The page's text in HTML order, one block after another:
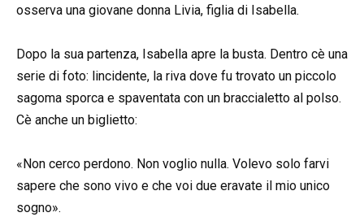
osserva una giovane donna Livia, figlia di Isabella.
Dopo la sua partenza, Isabella apre la busta. Dentro cè una
serie di foto: lincidente, la riva dove fu trovato un piccolo
sagoma sporca e spaventata con un braccialetto al polso.
Cè anche un biglietto:
«Non cerco perdono. Non voglio nulla. Volevo solo farvi
sapere che sono vivo e che voi due eravate il mio unico
sogno».